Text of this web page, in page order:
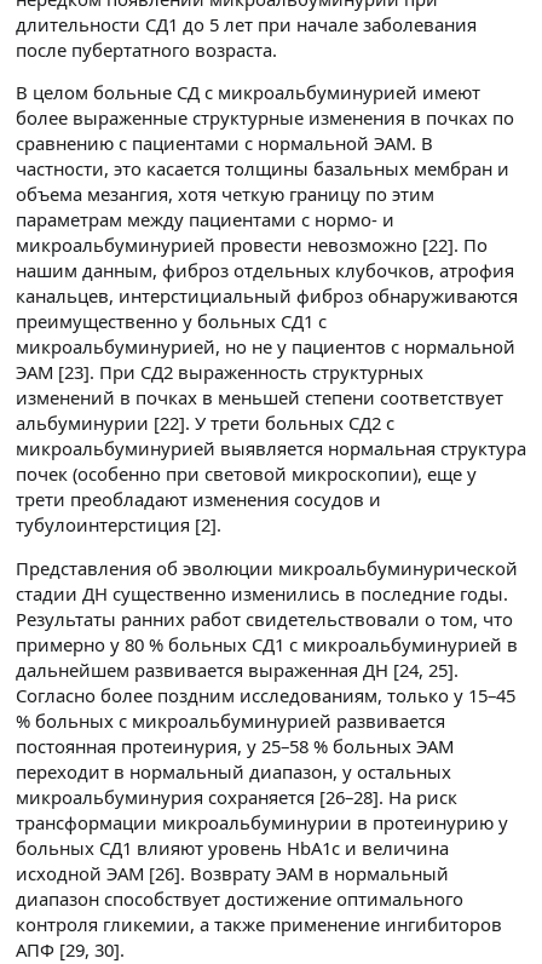
длительности СД1 до 5 лет при начале заболевания
после пубертатного возраста.
В целом больные СД с микроальбуминурией имеют
более выраженные структурные изменения в почках по
сравнению с пациентами с нормальной ЭАМ. В
частности, это касается толщины базальных мембран и
объема мезангия, хотя четкую границу по этим
параметрам между пациентами с нормо- и
микроальбуминурией провести невозможно [22]. По
нашим данным, фиброз отдельных клубочков, атрофия
канальцев, интерстициальный фиброз обнаруживаются
преимущественно у больных СД1 с
микроальбуминурией, но не у пациентов с нормальной
ЭАМ [23]. При СД2 выраженность структурных
изменений в почках в меньшей степени соответствует
альбуминурии [22]. У трети больных СД2 с
микроальбуминурией выявляется нормальная структура
почек (особенно при световой микроскопии), еще у
трети преобладают изменения сосудов и
тубулоинтерстиция [2].
Представления об эволюции микроальбуминурической
стадии ДН существенно изменились в последние годы.
Результаты ранних работ свидетельствовали о том, что
примерно у 80 % больных СД1 c микроальбуминурией в
дальнейшем развивается выраженная ДН [24, 25].
Согласно более поздним исследованиям, только у 15–45
% больных с микроальбуминурией развивается
постоянная протеинурия, у 25–58 % больных ЭАМ
переходит в нормальный диапазон, у остальных
микроальбуминурия сохраняется [26–28]. На риск
трансформации микроальбуминурии в протеинурию у
больных СД1 влияют уровень HbA1c и величина
исходной ЭАМ [26]. Возврату ЭАМ в нормальный
диапазон способствует достижение оптимального
контроля гликемии, а также применение ингибиторов
АПФ [29, 30].